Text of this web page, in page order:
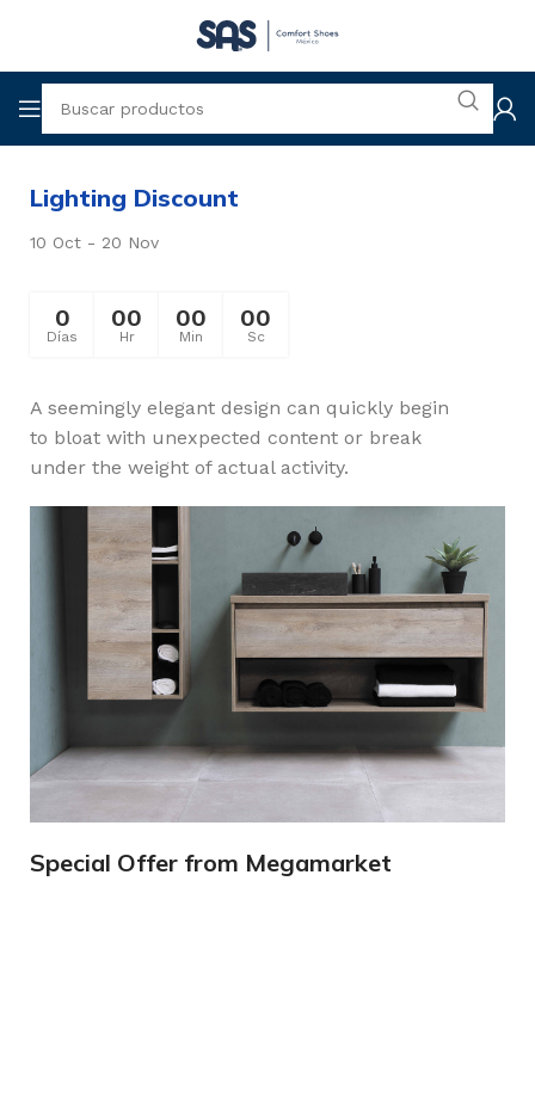
Lighting Discount
10 Oct - 20 Nov
0
Días
00
Hr
00
Min
00
Sc
A seemingly elegant design can quickly begin
to bloat with unexpected content or break
under the weight of actual activity.
Special Offer from Megamarket